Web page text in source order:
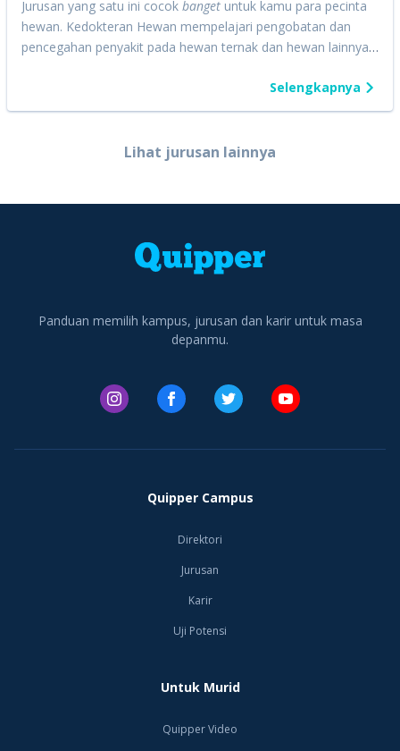
Jurusan yang satu ini cocok banget untuk kamu para pecinta
hewan. Kedokteran Hewan mempelajari pengobatan dan
pencegahan penyakit pada hewan ternak dan hewan lainnya.
dengan masyarakat, termasuk cara mengidentifikasi suatu
penyakit dan memastikan penyakit tersebut tidak menular ke
perkembangbiakan hewan, pengelolaan pengembangbiakan
Selengkapnya
Lihat jurusan lainnya
Panduan memilih kampus, jurusan dan karir untuk masa
depanmu.
Quipper Campus
Direktori
Jurusan
Karir
Uji Potensi
Untuk Murid
Quipper Video